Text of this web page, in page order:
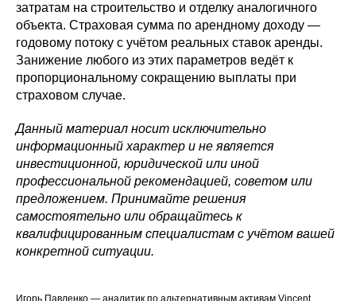
затратам на строительство и отделку аналогичного
объекта. Страховая сумма по арендному доходу —
годовому потоку с учётом реальных ставок аренды.
Занижение любого из этих параметров ведёт к
пропорциональному сокращению выплаты при
страховом случае.
Данный материал носит исключительно
информационный характер и не является
инвестиционной, юридической или иной
профессиональной рекомендацией, советом или
предложением. Принимайте решения
самостоятельно или обращайтесь к
квалифицированным специалистам с учётом вашей
конкретной ситуации.
Игорь Павленко — аналитик по альтернативным активам Vincent